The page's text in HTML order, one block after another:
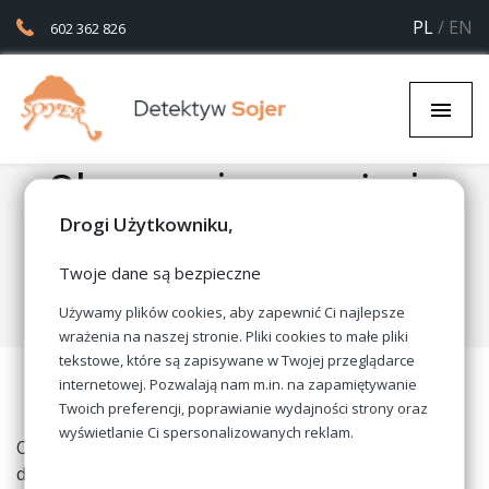
Drogi Użytkowniku,
Twoje dane są bezpieczne
Używamy plików cookies, aby zapewnić Ci najlepsze
wrażenia na naszej stronie. Pliki cookies to małe pliki
tekstowe, które są zapisywane w Twojej przeglądarce
internetowej. Pozwalają nam m.in. na zapamiętywanie
Twoich preferencji, poprawianie wydajności strony oraz
wyświetlanie Ci spersonalizowanych reklam.
602 362 826 PL/ EN
Obserwacja przy użyciu
tradycyjnych metod jak
również w sposób
elektroniczny
Obserwacja osoby poruszającej się autem polega na
dyskretnej jeździe za nim. Jest to jedyna metoda, która